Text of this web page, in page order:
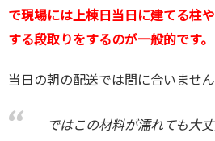
で現場には上棟日当日に建てる柱
する段取りをするのが一般的です。
当日の朝の配送では間に合いません
ではこの材料が濡れても大